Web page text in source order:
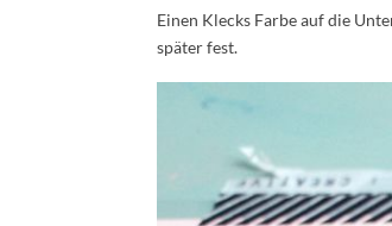
Einen Klecks Farbe auf die
später fest.